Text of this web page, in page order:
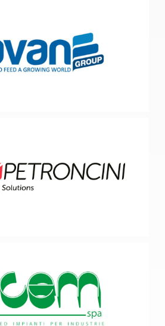
PAVAN SRL
Veneta, PD
e linee di confezionamento
IMPIANTI SPA
Sant’Agostino, FE
industriali per la lavorazione del caffè
SIRCEM CM SPA
Scafati, SA
pastifici ed industrie alimentari